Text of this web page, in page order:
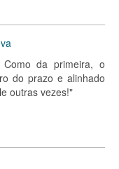
da primeira, o
do prazo e alinhado
outras vezes!"